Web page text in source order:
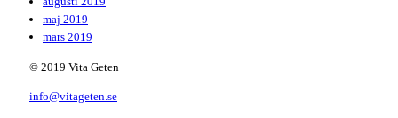
maj 2019
mars 2019
© 2019 Vita Geten
info@vitageten.se